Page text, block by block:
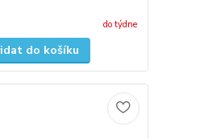
do týdne
do košíku